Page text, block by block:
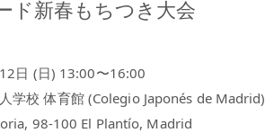
ド新春もちつき大会
日 (日) 13:00〜16:00
学校 体育館 (Colegio Japonés de Madrid)
98-100 El Plantío, Madrid